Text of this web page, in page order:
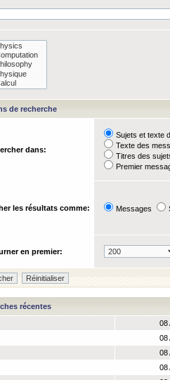
de recherche
dans:
Sujets et texte
Texte des
Titres des
Premier
les résultats comme: Messages
en premier:
récentes
08
08
08
08